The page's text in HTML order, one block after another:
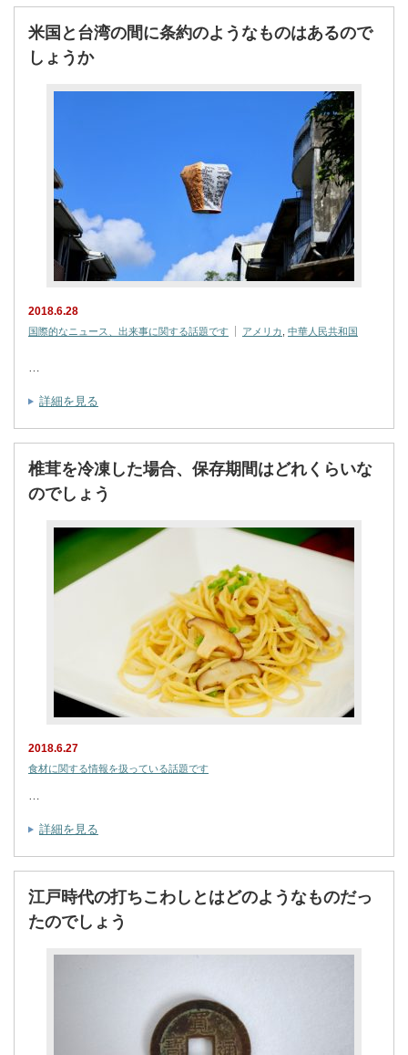
米国と台湾の間に条約のようなものはあるので
しょうか
2018.6.28
国際的なニュース、出来事に関する話題です アメリカ 中華人民共和国
…
詳細を見る
椎茸を冷凍した場合、保存期間はどれくらいな
のでしょう
2018.6.27
食材に関する情報を扱っている話題です
詳細を見る
江戸時代の打ちこわしとはどのようなものだっ
たのでしょう